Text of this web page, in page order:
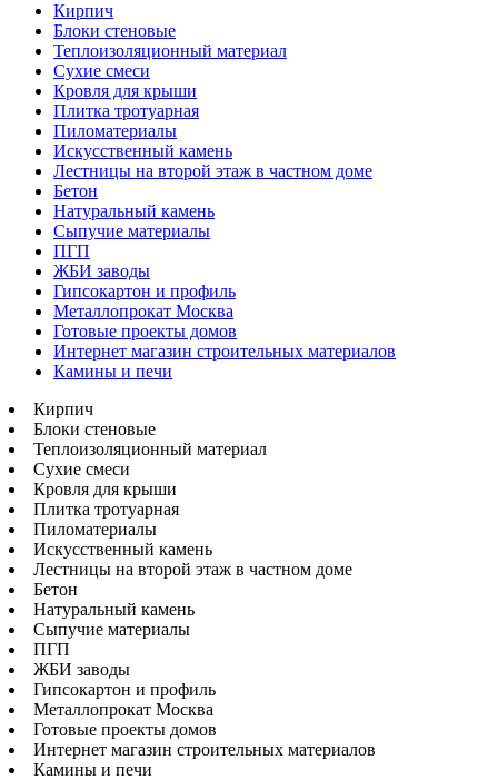
Кирпич
Блоки стеновые
Теплоизоляционный материал
Сухие смеси
Кровля для крыши
Плитка тротуарная
Пиломатериалы
Искусственный камень
Лестницы на второй этаж в частном доме
Бетон
Натуральный камень
Сыпучие материалы
ПГП
ЖБИ заводы
Гипсокартон и профиль
Металлопрокат Москва
Готовые проекты домов
Интернет магазин строительных материалов
Камины и печи
Кирпич
Блоки стеновые
Теплоизоляционный материал
Сухие смеси
Кровля для крыши
Плитка тротуарная
Пиломатериалы
Искусственный камень
Лестницы на второй этаж в частном доме
Бетон
Натуральный камень
Сыпучие материалы
ПГП
ЖБИ заводы
Гипсокартон и профиль
Металлопрокат Москва
Готовые проекты домов
Интернет магазин строительных материалов
Камины и печи